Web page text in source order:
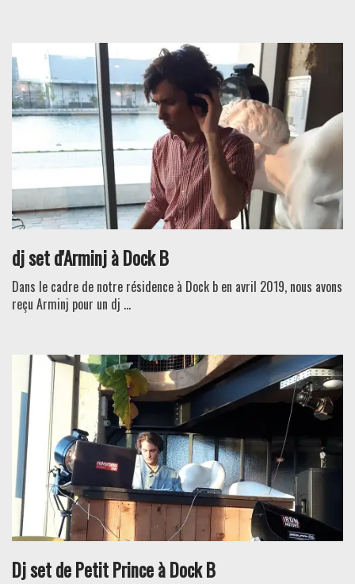
dj set d'Arminj à Dock B
Dans le cadre de notre résidence à Dock b en avril 2019, nous avons
reçu Arminj pour un dj ...
Dj set de Petit Prince à Dock B